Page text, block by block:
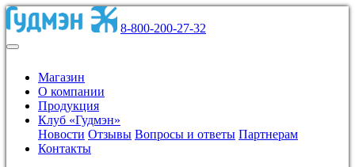
8-800-200-27-32
Магазин
О компании
Продукция
Клуб «Гудмэн»
Новости Отзывы Вопросы и ответы Партнерам
Контакты